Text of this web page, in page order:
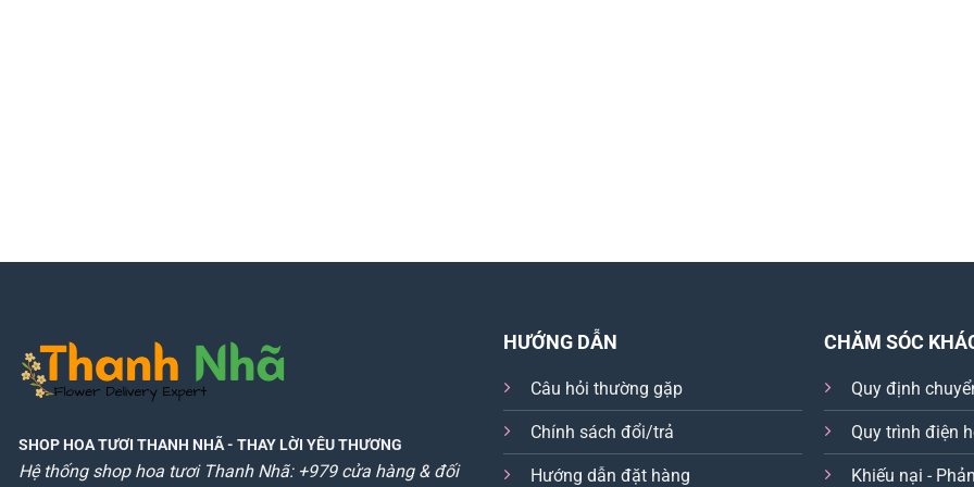
SHOP HOA TƯƠI THANH NHÃ- THAY LỜI YÊU THƯƠNG
Hệ thống shop hoa tươi Thanh Nhã: +979 cửa hàng & đối
HƯỚNG DẪN
Câu hỏi thường gặp
Chính sách đổi/trả
Hướng dẫn đặt hàng
CHĂM SÓC
Quy định
Quy trình điện
Khiếu nại -